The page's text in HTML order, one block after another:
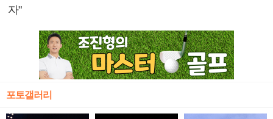
자"
포토갤러리